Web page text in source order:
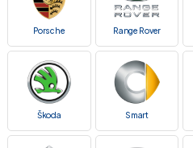
Porsche Range Rover
Škoda Smart